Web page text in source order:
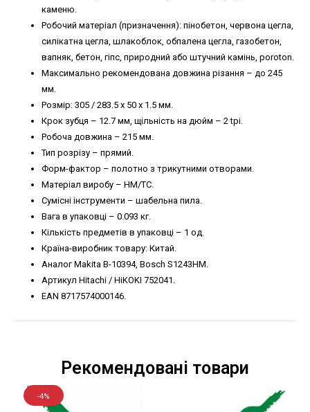
каменю.
Робочий матеріал (призначення): пінобетон, червона цегла,
силікатна цегла, шлакоблок, обпалена цегла, газобетон,
вапняк, бетон, гіпс, природний або штучний камінь, poroton.
Максимально рекомендована довжина різання – до 245
мм.
Розмір: 305 / 283.5 х 50 х 1.5 мм.
Крок зубця – 12.7 мм, щільність на дюйм – 2 tpi.
Робоча довжина – 215 мм.
Тип розрізу – прямий.
Форм-фактор – полотно з трикутними отворами.
Матеріал виробу – HM/TC.
Сумісні інструменти – шабельна пила.
Вага в упаковці – 0.093 кг.
Кількість предметів в упаковці – 1 од.
Країна-виробник товару: Китай.
Аналог Makita B-10394, Bosch S1243HM.
Артикул Hitachi / HiKOKI 752041.
EAN 8717574000146.
Рекомендовані товари
-4%